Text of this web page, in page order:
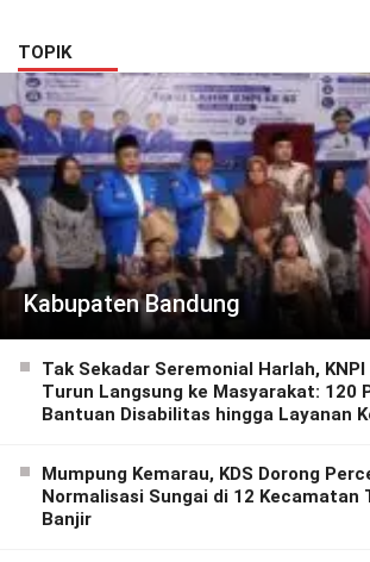
TOPIK
Kabupaten Bandung
Tak Sekadar Seremonial Harlah,
Turun Langsung ke Masyarakat: 120
Bantuan Disabilitas hingga Layanan
Mumpung Kemarau, KDS Dorong
Normalisasi Sungai di 12 Kecamatan
Banjir